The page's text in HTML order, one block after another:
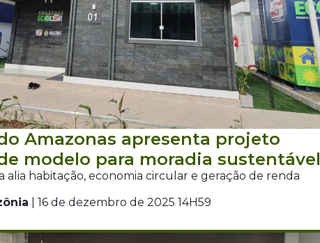
Amazonas apresenta projeto
modelo para moradia sustentável
alia habitação, economia circular e geração de renda
| 16 de dezembro de 2025 14H59